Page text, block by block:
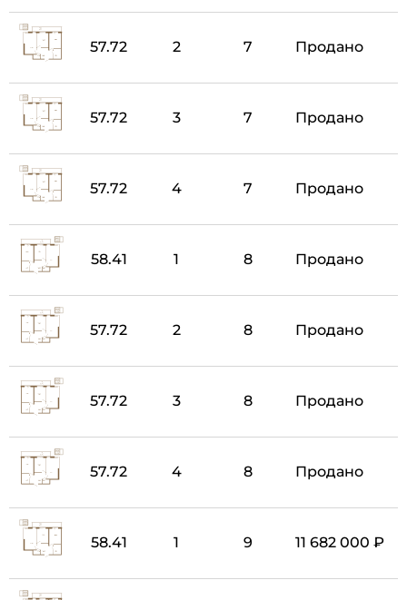
57.72 2 7 Продано
57.72 3 7 Продано
57.72 4 7 Продано
58.41 1 8 Продано
57.72 2 8 Продано
57.72 3 8 Продано
57.72 4 8 Продано
58.41 1 9 11 682 000 ₽